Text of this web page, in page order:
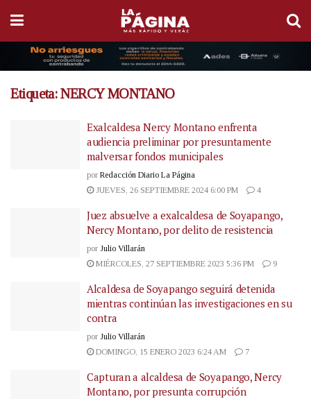
Etiqueta:NERCY MONTANO
Exalcaldesa Nercy Montano enfrenta
audiencia preliminar por presuntamente
malversar fondos municipales
por Redacción Diario La Página
JUEVES, 26 SEPTIEMBRE 2024 6:00 PM
4
Juez absuelve a exalcaldesa de Soyapango,
Nercy Montano, por delito de resistencia
por Julio Villarán
MIÉRCOLES, 27 SEPTIEMBRE 2023 5:36 PM
9
Alcaldesa de Soyapango seguirá detenida
mientras continúan las investigaciones en su
contra
por Julio Villarán
DOMINGO, 15 ENERO 2023 6:24 AM
7
Capturan a alcaldesa de Soyapango, Nercy
Montano, por presunta corrupción